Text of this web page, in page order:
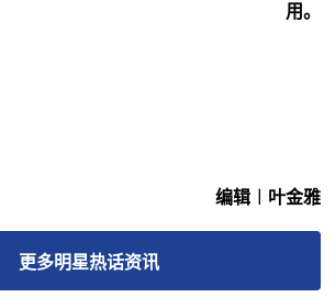
用。
编辑︱叶金雅
更多明星热话资讯